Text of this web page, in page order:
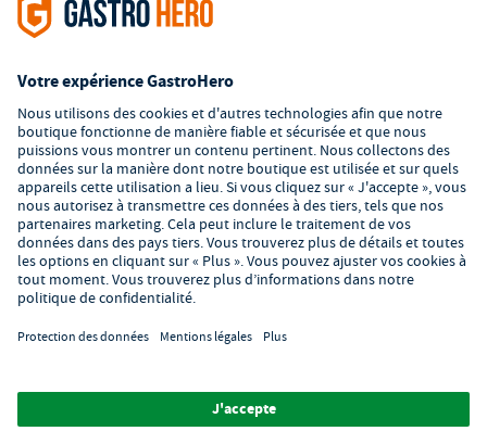
L’offre de la société GastroHero est exclusivement destinée aux
entreprises. Tous les prix sont des prix unitaires nets majorés de
Certaines méthodes de paiement peuvent entraîner des frais
supplémentaires .
² PVC : Prix de Vente Conseillé par le fabricant
*A partir d'un montant de 350€ net. Jusqu'à cette date, les frais
de port s'élèvent à 7,90€ (hors TVA).
© 2026 GastroHero - Matériel et équipement de restauration -
Paramètres de confidentialité/Mentions légales